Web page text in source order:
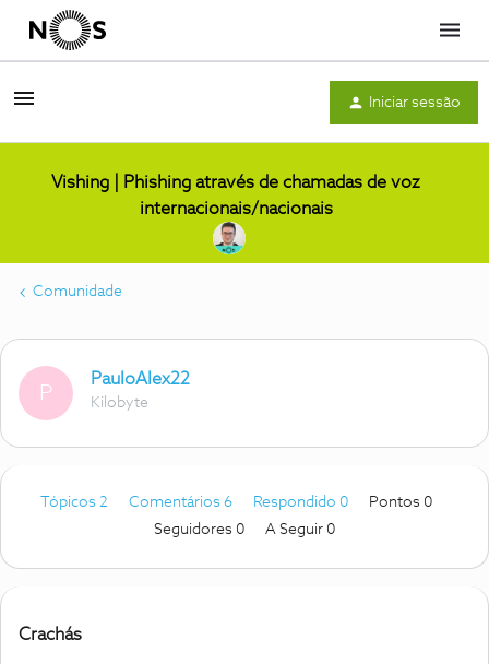
Menu
Iniciar sessão
Vishing | Phishing através de chamadas de voz
internacionais/nacionais
Comunidade
P
PauloAlex22
Kilobyte
Tópicos 2 Comentários 6 Respondido 0
Pontos 0
Seguidores 0 A Seguir 0
Crachás